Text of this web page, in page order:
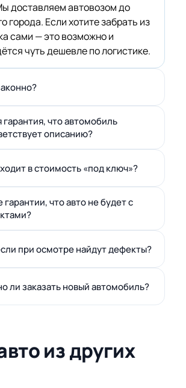
доставляем автовозом до
города. Если хотите забрать из
сами — это возможно и
чуть дешевле по логистике.
гарантия, что автомобиль
описанию?
в стоимость «под ключ»?
гарантии, что авто не будет с
при осмотре найдут дефекты?
ли заказать новый автомобиль?
из других